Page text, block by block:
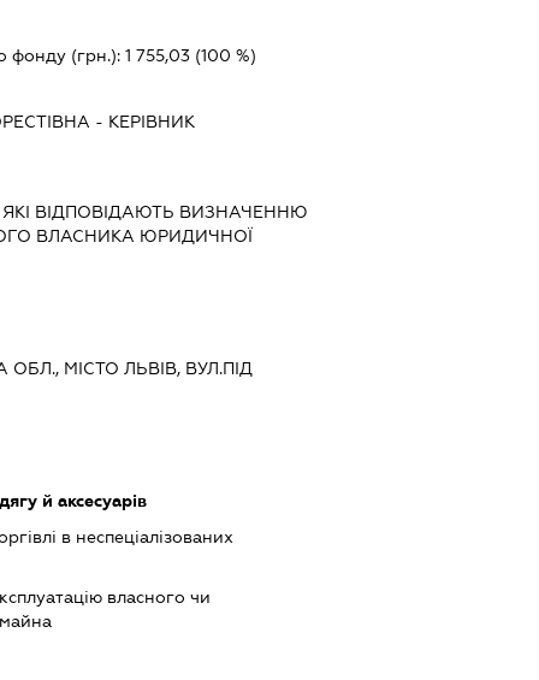
фонду (грн.): 1 755,03(100 %)
- КЕРІВНИК
ЯКІ ВІДПОВІДАЮТЬ ВИЗНАЧЕННЮ
ВЛАСНИКА ЮРИДИЧНОЇ
ОБЛ., МІСТО ЛЬВІВ, ВУЛ.ПІД
й аксесуарів
в неспеціалізованих
власного чи